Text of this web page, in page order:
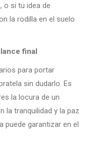
o si tu idea de
la rodilla en el suelo
final
para portar
sin dudarlo. Es
la locura de un
la tranquilidad y la paz
puede garantizar en el